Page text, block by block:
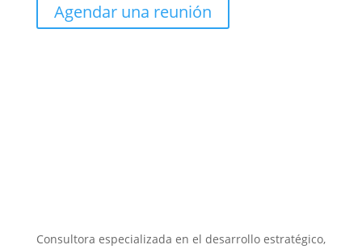
Agendar una reunión
Consultora especializada en el desarrollo estratégico,